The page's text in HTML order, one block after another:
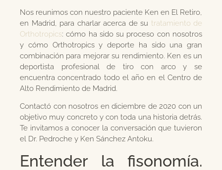
Nos reunimos con nuestro paciente Ken en El Retiro,
en Madrid, para charlar acerca de su tratamiento de
Orthotropics: cómo ha sido su proceso con nosotros
y cómo Orthotropics y deporte ha sido una gran
combinación para mejorar su rendimiento. Ken es un
deportista profesional de tiro con arco y se
encuentra concentrado todo el año en el Centro de
Alto Rendimiento de Madrid.
Contactó con nosotros en diciembre de 2020 con un
objetivo muy concreto y con toda una historia detrás.
Te invitamos a conocer la conversación que tuvieron
el Dr. Pedroche y Ken Sánchez Antoku.
Entender la fisonomía.